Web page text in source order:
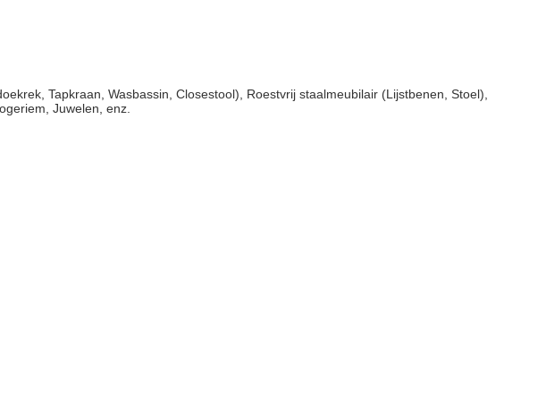
Tapkraan, Wasbassin, Closestool), Roestvrij staalmeubilair (Lijstbenen, Stoel),
Juwelen, enz.